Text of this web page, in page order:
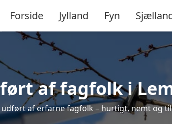
Forside Jylland Fyn
af fagfolk i
af erfarne fagfolk – hurtigt, nemt og